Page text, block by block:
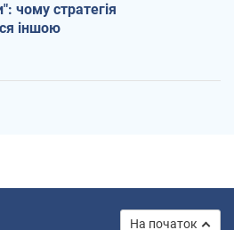
чому стратегія
іншою
На початок